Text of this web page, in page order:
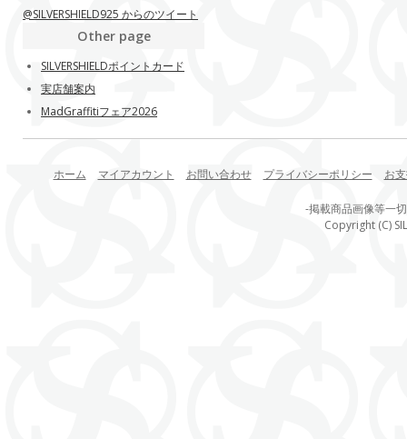
@SILVERSHIELD925 からのツイート
Other page
SILVERSHIELDポイントカード
実店舗案内
MadGraffitiフェア2026
ホーム マイアカウント お問い合わせ プライバシーポリシー お
-掲載商品画像等一
Copyright (C)